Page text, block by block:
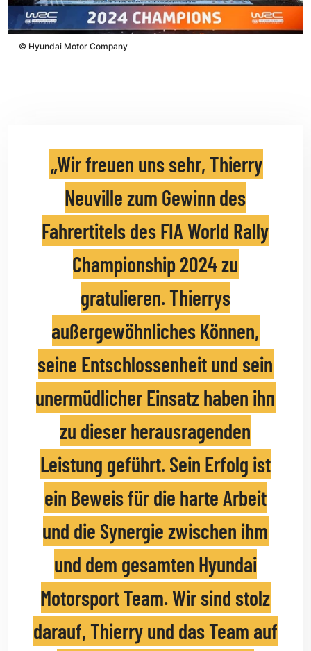
© Hyundai Motor Company
Wir freuen uns sehr, Thierry
Neuville zum Gewinn des
Fahrertitels des FIA World Rally
Championship 2024 zu
gratulieren. Thierrys
außergewöhnliches Können,
seine Entschlossenheit und sein
unermüdlicher Einsatz haben ihn
zu dieser herausragenden
Leistung geführt. Sein Erfolg ist
ein Beweis für die harte Arbeit
und die Synergie zwischen ihm
und dem gesamten Hyundai
Motorsport Team. Wir sind stolz
darauf, Thierry und das Team auf